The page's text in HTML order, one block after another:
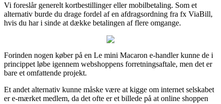
Vi foreslår generelt kortbestillinger eller mobilbetaling. Som et
alternativ burde du drage fordel af en afdragsordning fra fx ViaBill,
hvis du har i sinde at dække betalingen af flere omgange.
Forinden nogen køber på en Le mini Macaron e-handler kunne de i
princippet løbe igennem webshoppens forretningsaftale, men det er
bare et omfattende projekt.
Et andet alternativ kunne måske være at kigge om internet selskabet
er e-mærket medlem, da det ofte er et billede på at online shoppen